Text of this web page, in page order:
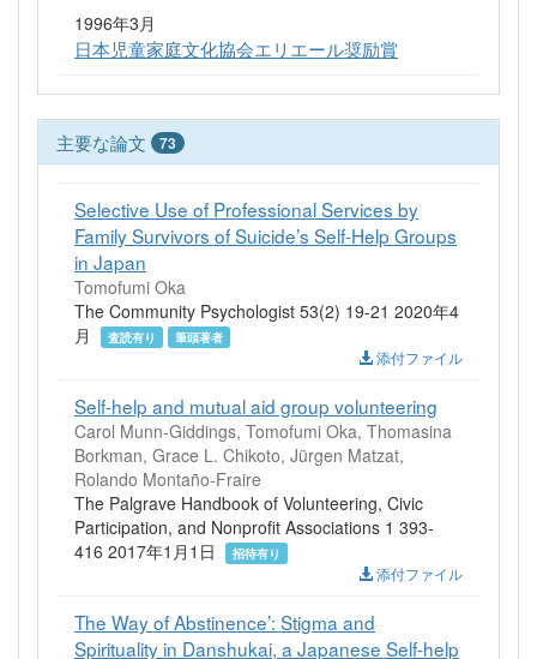
1996年3月
日本児童家庭文化協会エリエール奨励賞
主要な論文 73
Selective Use of Professional Services by
Family Survivors of Suicide’s Self-Help Groups
in Japan
Tomofumi Oka
The Community Psychologist 53(2) 19-21 2020年4
月
査読有り 筆頭著者
添付ファイル
Self-help and mutual aid group volunteering
Carol Munn-Giddings, Tomofumi Oka, Thomasina
Borkman, Grace L. Chikoto, Jürgen Matzat,
Rolando Montaño-Fraire
The Palgrave Handbook of Volunteering, Civic
Participation, and Nonprofit Associations 1 393-
416 2017年1月1日
招待有り
添付ファイル
The Way of Abstinence’: Stigma and
Spirituality in Danshukai, a Japanese Self-help